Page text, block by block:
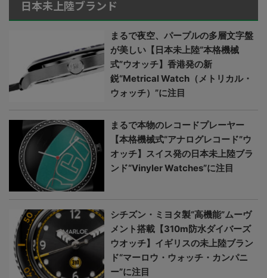
日本未上陸ブランド
まるで夜空、パープルの多層文字盤
が美しい【日本未上陸“本格機械
式”ウオッチ】香港発の新
鋭“Metrical Watch（メトリカル・
ウォッチ）”に注目
まるで本物のレコードプレーヤー
【本格機械式“アナログレコード”ウ
オッチ】スイス発の日本未上陸ブラ
ンド“Vinyler Watches”に注目
シチズン・ミヨタ製“高機能”ムーヴ
メント搭載【310m防水ダイバーズ
ウオッチ】イギリスの未上陸ブラン
ド“マーロウ・ウォッチ・カンパニ
ー”に注目